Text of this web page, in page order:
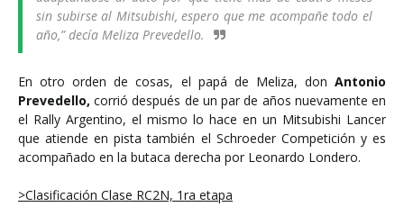
sin subirse al Mitsubishi, espero que me acompañe todo el
año,” decía Meliza Prevedello.
En otro orden de cosas, el papá de Meliza, don Antonio
Prevedello, corrió después de un par de años nuevamente en
el Rally Argentino, el mismo lo hace en un Mitsubishi Lancer
que atiende en pista también el Schroeder Competición y es
acompañado en la butaca derecha por Leonardo Londero.
>Clasificación Clase RC2N, 1ra etapa